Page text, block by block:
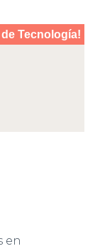
en